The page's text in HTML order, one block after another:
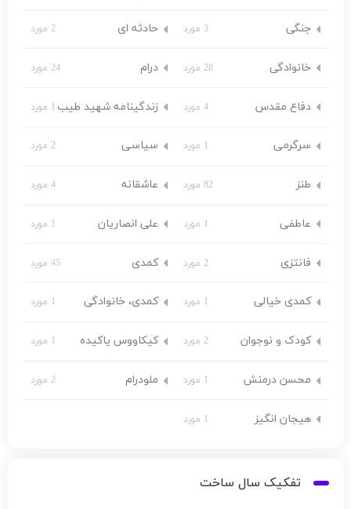
جنگی 3 مورد حادثه ای 2 مورد
خانوادگی 28 مورد درام 24 مورد
دفاع مقدس 4 مورد زندگینامه شهید طیب 1 مورد
سرگرمی 1 مورد سیاسی 2 مورد
طنز 82 مورد عاشقانه 4 مورد
عاطفی 1 مورد علی انصاریان 1 مورد
فانتزی 2 مورد کمدی 45 مورد
کمدی خیالی 1 مورد کمدی، خانوادگی 1 مورد
کودک و نوجوان 2 مورد کیکاووس یاکیده 1 مورد
محسن درمنش 1 مورد ملودرام 2 مورد
هیجان انگیز 1 مورد
تفکیک سال ساخت